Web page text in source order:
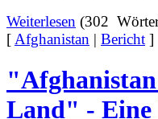
Weiterlesen (302
[ Afghanistan | Bericht ]
Land" - Eine